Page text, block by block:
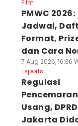
Film
PMWC 2026:
Jadwal,
Format,
dan Cara
7 Aug 2026, 16:36
Esports
Regulasi
Usang,
Jakarta